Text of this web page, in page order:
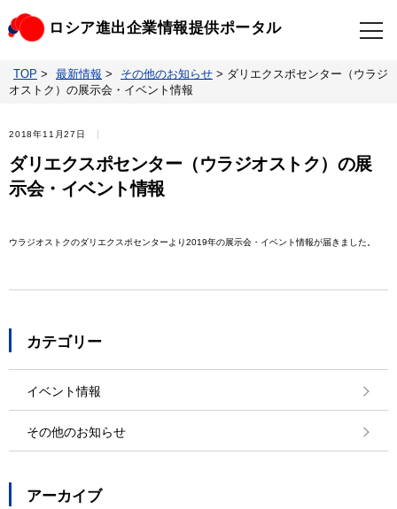
ロシア進出企業情報提供ポータル
TOP
ビジネスニュースクリップ
ロシア情報データベース
TOP > 最新情報 > その他のお知らせ > ダリエクスポセンター（ウラジ
オストク）の展示会・イベント情報
2018年11月27日
ダリエクスポセンター（ウラジオストク）の展
示会・イベント情報
ウラジオストクのダリエクスポセンターより2019年の展示会・イベント情報が届きました。
カテゴリー
イベント情報
その他のお知らせ
アーカイブ